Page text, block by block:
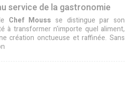
service de la gastronomie
Chef Mouss se distingue par son
à transformer n'importe quel aliment,
création onctueuse et raffinée. Sans